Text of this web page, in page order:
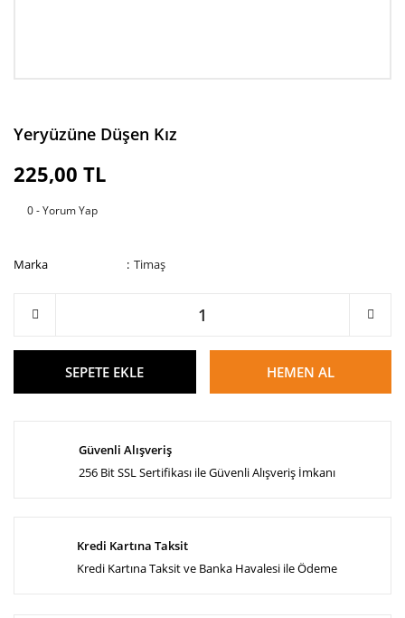
Yeryüzüne Düşen Kız
225,00 TL
0 - Yorum Yap
Marka Timaş
SEPETE EKLE HEMEN AL
Güvenli Alışveriş
256 Bit SSL Sertifikası ile Güvenli Alışveriş İmkanı
Kredi Kartına Taksit
Kredi Kartına Taksit ve Banka Havalesi ile Ödeme